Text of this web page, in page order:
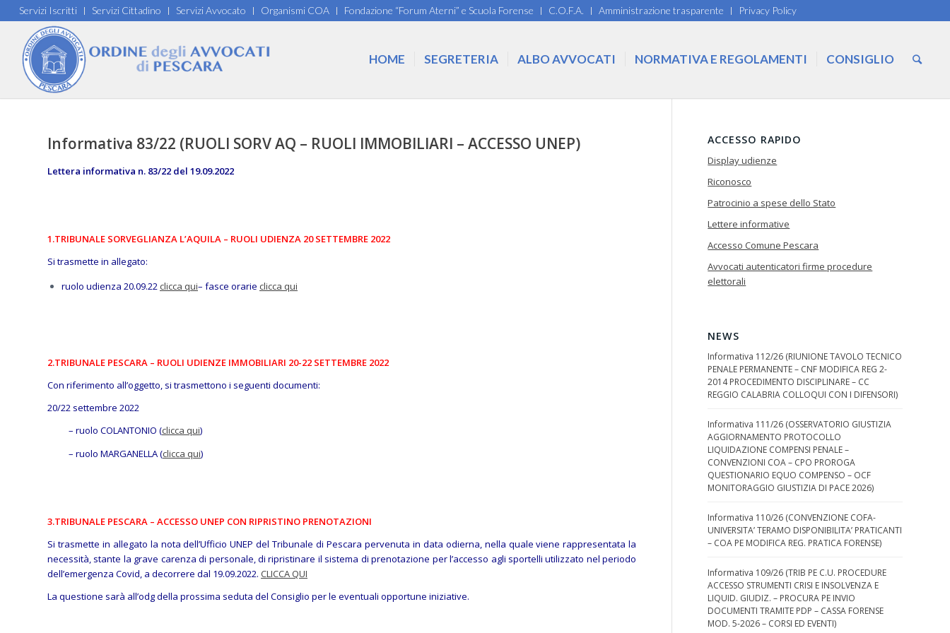
Servizi Iscritti Servizi Cittadino Servizi Avvocato Organismi COA Fondazione “Forum Aterni” e Scuola Forense C.O.F.A. Amministrazione trasparente Privacy Policy
HOME SEGRETERIA ALBO AVVOCATI NORMATIVA E REGOLAMENTI CONSIGLIO
Informativa 83/22 (RUOLI SORV AQ – RUOLI IMMOBILIARI – ACCESSO UNEP)
Lettera informativa n. 83/22 del 19.09.2022
1.TRIBUNALE SORVEGLIANZA L’AQUILA – RUOLI UDIENZA 20 SETTEMBRE 2022
Si trasmette in allegato:
ruolo udienza 20.09.22 clicca qui– fasce orarie clicca qui
2.TRIBUNALE PESCARA – RUOLI UDIENZE IMMOBILIARI 20-22 SETTEMBRE 2022
Con riferimento all’oggetto, si trasmettono i seguenti documenti:
20/22 settembre 2022
– ruolo COLANTONIO (clicca qui)
– ruolo MARGANELLA (clicca qui)
3.TRIBUNALE PESCARA – ACCESSO UNEP CON RIPRISTINO PRENOTAZIONI
Si trasmette in allegato la nota dell’Ufficio UNEP del Tribunale di Pescara pervenuta in data odierna, nella quale viene rappresentata la
necessità, stante la grave carenza di personale, di ripristinare il sistema di prenotazione per l’accesso agli sportelli utilizzato nel periodo
dell’emergenza Covid, a decorrere dal 19.09.2022. CLICCA QUI
La questione sarà all’odg della prossima seduta del Consiglio per le eventuali opportune iniziative.
ACCESSO RAPIDO
Display udienze
Riconosco
Patrocinio a spese dello Stato
Lettere informative
Accesso Comune Pescara
Avvocati autenticatori firme procedure
elettorali
NEWS
Informativa 112/26 (RIUNIONE TAVOLO TECNICO
PENALE PERMANENTE – CNF MODIFICA REG 2-
2014 PROCEDIMENTO DISCIPLINARE – CC
REGGIO CALABRIA COLLOQUI CON I DIFENSORI)
Informativa 111/26 (OSSERVATORIO GIUSTIZIA
AGGIORNAMENTO PROTOCOLLO
LIQUIDAZIONE COMPENSI PENALE –
CONVENZIONI COA – CPO PROROGA
QUESTIONARIO EQUO COMPENSO – OCF
MONITORAGGIO GIUSTIZIA DI PACE 2026)
Informativa 110/26 (CONVENZIONE COFA-
UNIVERSITA’ TERAMO DISPONIBILITA’ PRATICANTI
– COA PE MODIFICA REG. PRATICA FORENSE)
Informativa 109/26 (TRIB PE C.U. PROCEDURE
ACCESSO STRUMENTI CRISI E INSOLVENZA E
LIQUID. GIUDIZ. – PROCURA PE INVIO
DOCUMENTI TRAMITE PDP – CASSA FORENSE
MOD. 5-2026 – CORSI ED EVENTI)